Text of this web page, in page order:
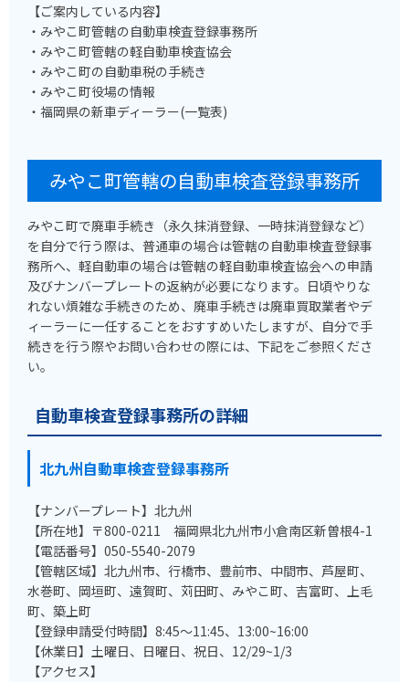
【ご案内している内容】
・みやこ町管轄の自動車検査登録事務所
・みやこ町管轄の軽自動車検査協会
・みやこ町の自動車税の手続き
・みやこ町役場の情報
・福岡県の新車ディーラー(一覧表)
みやこ町管轄の自動車検査登録事務所
みやこ町で廃車手続き（永久抹消登録、一時抹消登録など）
を自分で行う際は、普通車の場合は管轄の自動車検査登録事
務所へ、軽自動車の場合は管轄の軽自動車検査協会への申請
及びナンバープレートの返納が必要になります。日頃やりな
れない煩雑な手続きのため、廃車手続きは廃車買取業者やデ
ィーラーに一任することをおすすめいたしますが、自分で手
続きを行う際やお問い合わせの際には、下記をご参照くださ
い。
自動車検査登録事務所の詳細
北九州自動車検査登録事務所
【ナンバープレート】北九州
【所在地】〒800-0211 福岡県北九州市小倉南区新曽根4-1
【電話番号】050-5540-2079
【管轄区域】北九州市、行橋市、豊前市、中間市、芦屋町、
水巻町、岡垣町、遠賀町、苅田町、みやこ町、吉富町、上毛
町、築上町
【登録申請受付時間】8:45～11:45、13:00~16:00
【休業日】土曜日、日曜日、祝日、12/29~1/3
【アクセス】